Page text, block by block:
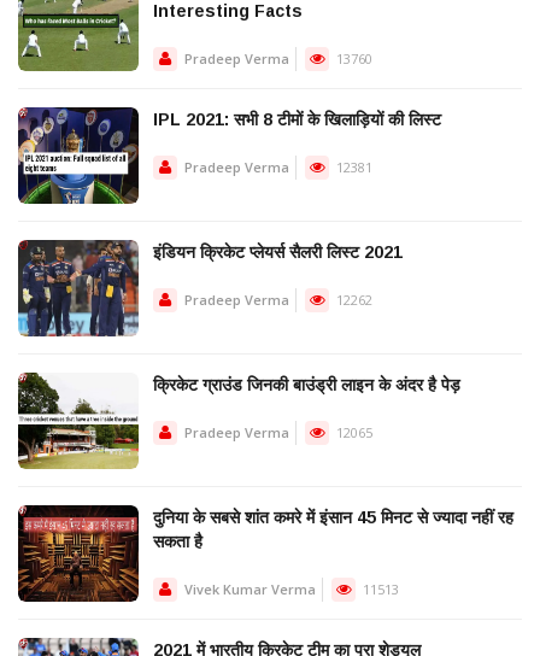
Interesting Facts
Pradeep Verma 13760
IPL 2021: सभी 8 टीमों के खिलाड़ियों की लिस्ट
Pradeep Verma 12381
इंडियन क्रिकेट प्लेयर्स सैलरी लिस्ट 2021
Pradeep Verma 12262
क्रिकेट ग्राउंड जिनकी बाउंड्री लाइन के अंदर है पेड़
Pradeep Verma 12065
दुनिया के सबसे शांत कमरे में इंसान 45 मिनट से ज्यादा नहीं रह
सकता है
Vivek Kumar Verma 11513
2021 में भारतीय क्रिकेट टीम का पूरा शेड्यूल